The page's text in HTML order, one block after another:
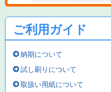
ご利用ガイド
納期について
試し刷りについて
取扱い用紙について